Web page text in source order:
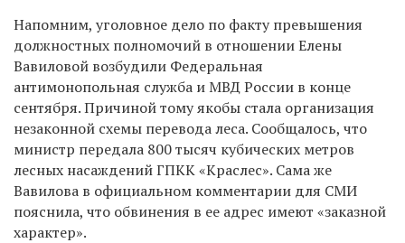
Напомним, уголовное дело по факту превышения
должностных полномочий в отношении Елены
Вавиловой возбудили Федеральная
антимонопольная служба и МВД России в конце
сентября. Причиной тому якобы стала организация
незаконной схемы перевода леса. Сообщалось, что
министр передала 800 тысяч кубических метров
лесных насаждений ГПКК «Краслес». Сама же
Вавилова в официальном комментарии для СМИ
пояснила, что обвинения в ее адрес имеют «заказной
характер».